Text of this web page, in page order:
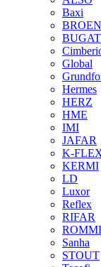
Baxi
BROEN
Global
Hermes
HERZ
HME
IMI
JAFAR
K-
KERMI
LD
Luxor
Reflex
RIFAR
Sanha
STOUT